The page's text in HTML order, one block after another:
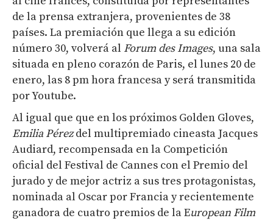
de la prensa extranjera, provenientes de 38
países. La premiación que llega a su edición
número 30, volverá al Forum desImages, una sala
situada en pleno corazón de Paris, el lunes 20 de
enero, las 8 pm hora francesa y será transmitida
por Youtube.
Al igual que que en los próximos Golden Gloves,
Emilia Pérezdel multipremiado cineasta Jacques
Audiard, recompensada en la Competición
oficial del Festival de Cannes con el Premio del
jurado y de mejor actriz a sus tres protagonistas,
nominada al Oscar por Francia y recientemente
ganadora de cuatro premios de la European Film